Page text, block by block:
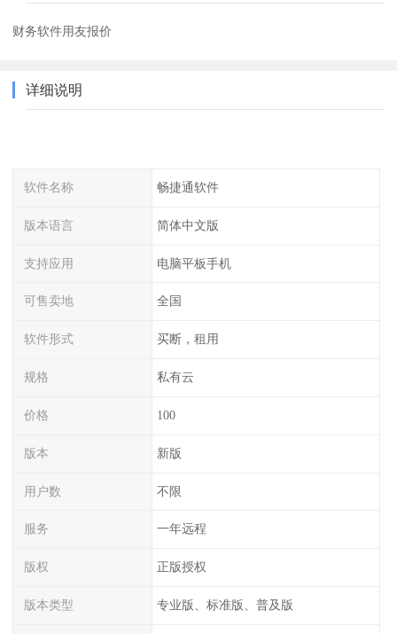
财务软件用友报价
详细说明
软件名称 畅捷通软件
版本语言 简体中文版
支持应用 电脑平板手机
可售卖地 全国
软件形式 买断，租用
规格 私有云
价格 100
版本 新版
用户数 不限
服务 一年远程
版权 正版授权
版本类型 专业版、标准版、普及版